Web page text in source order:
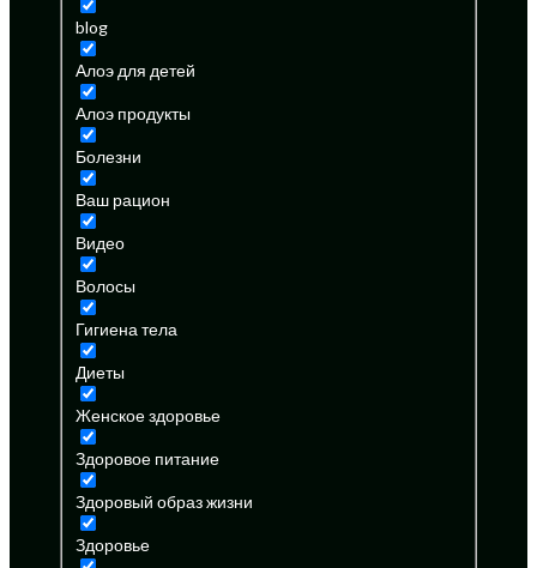
blog
Алоэ для детей
Алоэ продукты
Болезни
Ваш рацион
Видео
Волосы
Гигиена тела
Диеты
Женское здоровье
Здоровое питание
Здоровый образ жизни
Здоровье